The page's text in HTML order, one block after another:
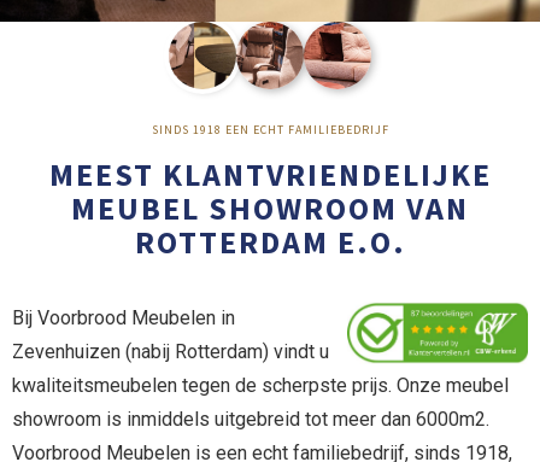
MEEST KLANTVRIENDELIJKE
MEUBEL SHOWROOM VAN
ROTTERDAM E.O.
SINDS 1918 EEN ECHT FAMILIEBEDRIJF
Bij Voorbrood Meubelen in
Zevenhuizen (nabij Rotterdam) vindt u
kwaliteitsmeubelen tegen de scherpste prijs. Onze meubel
showroom is inmiddels uitgebreid tot meer dan 6000m2.
Voorbrood Meubelen is een echt familiebedrijf, sinds 1918,